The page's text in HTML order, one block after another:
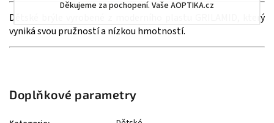
Děkujeme za pochopení. Vaše AOPTIKA.cz
Dětské brýle vyrobené z moderního plastu GRILAMID, který
vyniká svou pružností a nízkou hmotností.
Doplňkové parametry